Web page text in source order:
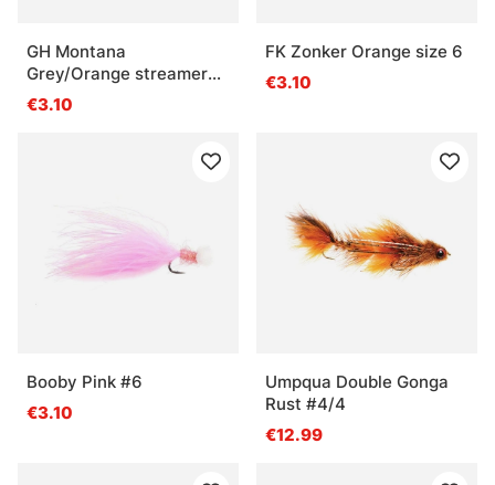
GH Montana
Grey/Orange streamer
size 8
€3.10
FK Zonker Orange size 6
€3.10
Booby Pink #6
€3.10
Umpqua Double Gonga
Rust #4/4
€12.99